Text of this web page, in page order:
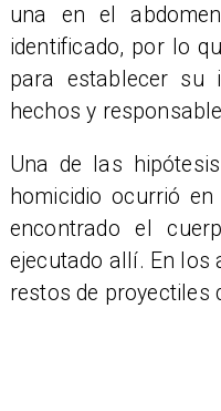
una en el
identificado, por lo
para establecer su
hechos y
Una de las
homicidio ocurrió
encontrado el
ejecutado allí. En los
restos de proyectiles